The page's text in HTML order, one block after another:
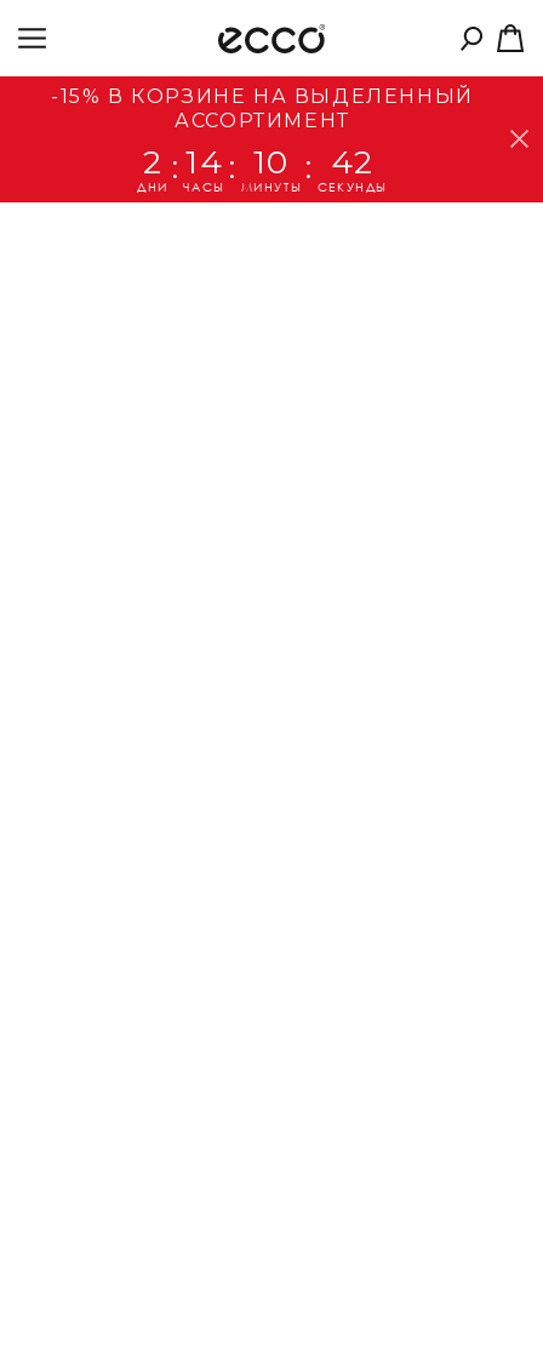
-15% В КОРЗИНЕ НА ВЫДЕЛЕННЫЙ
АССОРТИМЕНТ
2
ДНИ
: 14
ЧАСЫ
: 10
МИНУТЫ
: 42
СЕКУНДЫ